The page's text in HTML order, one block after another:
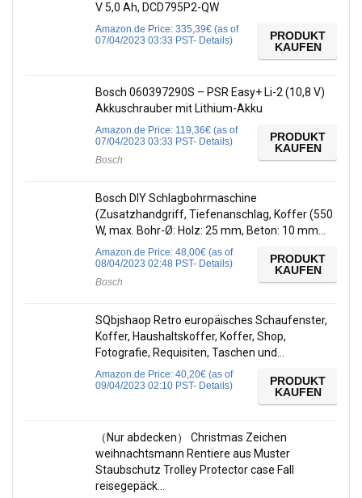
V 5,0 Ah, DCD795P2-QW
Amazon.de Price: 335,39€ (as of
07/04/2023 03:33 PST- Details)
PRODUKT
KAUFEN
Bosch 060397290S – PSR Easy+ Li-2 (10,8 V)
Akkuschrauber mit Lithium-Akku
Amazon.de Price: 119,36€ (as of
07/04/2023 03:33 PST- Details)
Bosch
PRODUKT
KAUFEN
Bosch DIY Schlagbohrmaschine
(Zusatzhandgriff, Tiefenanschlag, Koffer (550
W, max. Bohr-Ø: Holz: 25 mm, Beton: 10 mm…
Amazon.de Price: 48,00€ (as of
08/04/2023 02:48 PST- Details)
Bosch
PRODUKT
KAUFEN
SQbjshaop Retro europäisches Schaufenster,
Koffer, Haushaltskoffer, Koffer, Shop,
Fotografie, Requisiten, Taschen und…
Amazon.de Price: 40,20€ (as of
09/04/2023 02:10 PST- Details)
PRODUKT
KAUFEN
（Nur abdecken） Christmas Zeichen
weihnachtsmann Rentiere aus Muster
Staubschutz Trolley Protector case Fall
reisegepäck…